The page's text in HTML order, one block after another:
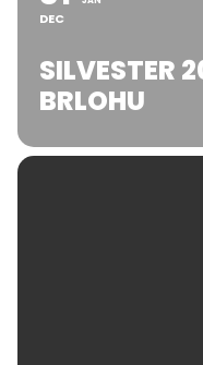
DEC
SILVESTER
BRLOHU